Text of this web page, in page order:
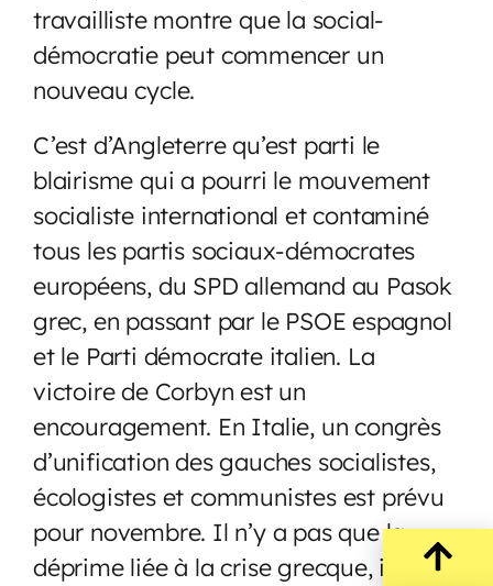
travailliste montre que la social-
démocratie peut commencer un
nouveau cycle.
C’est d’Angleterre qu’est parti le
blairisme qui a pourri le mouvement
socialiste international et contaminé
tous les partis sociaux-démocrates
européens, du SPD allemand au Pasok
grec, en passant par le PSOE espagnol
et le Parti démocrate italien. La
victoire de Corbyn est un
encouragement. En Italie, un congrès
d’unification des gauches socialistes,
écologistes et communistes est prévu
pour novembre. Il n’y a pas que la
déprime liée à la crise grecque, il y a